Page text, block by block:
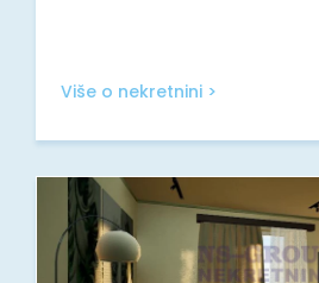
Više o nekretnini >